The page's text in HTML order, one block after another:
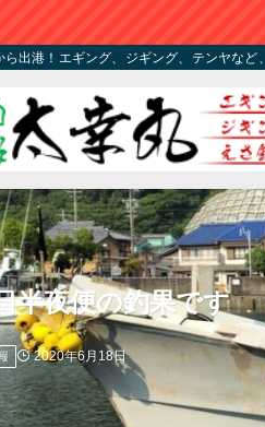
出港！エギング、ジギング、テンヤなど
半夜便の釣果です
2020年6月18日